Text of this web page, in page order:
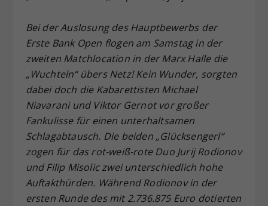
Bei der Auslosung des Hauptbewerbs der
Erste Bank Open flogen am Samstag in der
zweiten Matchlocation in der Marx Halle die
„Wuchteln“ übers Netz! Kein Wunder, sorgten
dabei doch die Kabarettisten Michael
Niavarani und Viktor Gernot vor großer
Fankulisse für einen unterhaltsamen
Schlagabtausch. Die beiden „Glücksengerl“
zogen für das rot-weiß-rote Duo Jurij Rodionov
und Filip Misolic zwei unterschiedlich hohe
Auftakthürden. Während Rodionov in der
ersten Runde des mit 2.736.875 Euro dotierten
Zweck
Einstellungen. Unter anderem eine
zufällig generierte ID, für die
historische Speicherung Ihrer
Webseiten-Betreiber dies eingestellt
hat.